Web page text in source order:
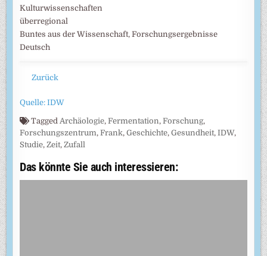
Kulturwissenschaften
überregional
Buntes aus der Wissenschaft, Forschungsergebnisse
Deutsch
Zurück
Quelle: IDW
Tagged Archäologie,Fermentation,Forschung,
Forschungszentrum,Frank,Geschichte,Gesundheit,IDW,
Studie, Zeit, Zufall
Das könnte Sie auch interessieren: